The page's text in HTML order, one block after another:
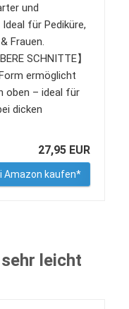
und
für Pediküre,
Frauen.
SCHNITTE】
ermöglicht
oben – ideal für
dicken
27,95 EUR
Amazon kaufen*
leicht